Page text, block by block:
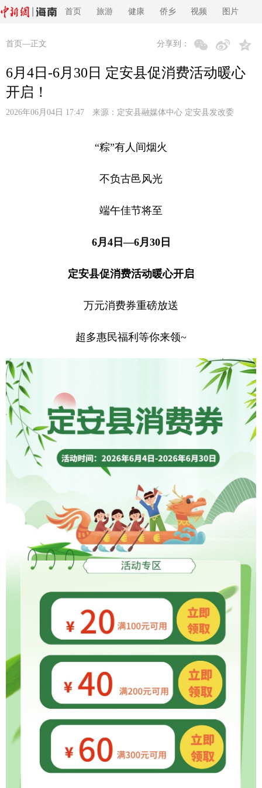
首页 旅游 健康 侨乡 视频 图片
首页 —正文 分享到：
6月4日-6月30日 定安县促消费活动暖心
开启！
2026年06月04日 17:47 来源： 定安县融媒体中心 定安县发改委
“粽”有人间烟火
不负古邑风光
端午佳节将至
6月4日—6月30日
定安县促消费活动暖心开启
万元消费券重磅放送
超多惠民福利等你来领~